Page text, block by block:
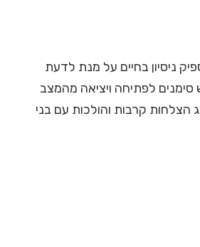
ניסיון בחיים על מנת לדעת
לפתיחה ויציאה מהמצב
הצלחות קרבות והולכות עם בני